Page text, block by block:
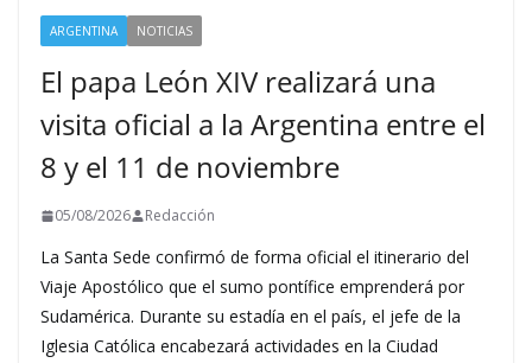
ARGENTINA NOTICIAS
El papa León XIV realizará una
visita oficial a la Argentina entre el
8 y el 11 de noviembre
05/08/2026 Redacción
La Santa Sede confirmó de forma oficial el itinerario del
Viaje Apostólico que el sumo pontífice emprenderá por
Sudamérica. Durante su estadía en el país, el jefe de la
Iglesia Católica encabezará actividades en la Ciudad